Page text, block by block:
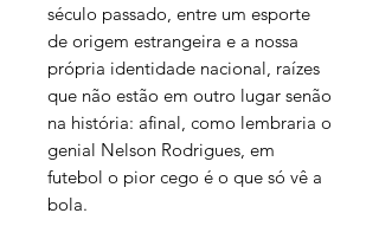
século passado, entre um esporte
de origem estrangeira e a nossa
própria identidade nacional, raízes
que não estão em outro lugar senão
na história: afinal, como lembraria o
genial Nelson Rodrigues, em
futebol o pior cego é o que só vê a
bola.